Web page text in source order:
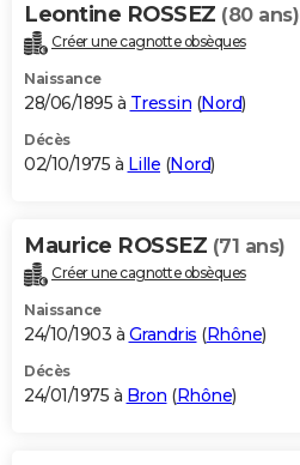
Leontine ROSSEZ (80 ans)
Créer une cagnotte obsèques
Naissance
28/06/1895 à Tressin (Nord)
Décès
02/10/1975 à Lille (Nord)
Maurice ROSSEZ (71 ans)
Créer une cagnotte obsèques
Naissance
24/10/1903 à Grandris (Rhône)
Décès
24/01/1975 à Bron (Rhône)